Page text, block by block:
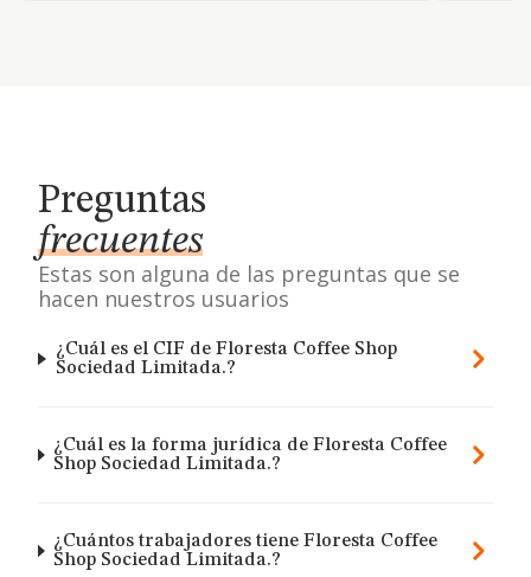
Preguntas
frecuentes
Estas son alguna de las preguntas que se
hacen nuestros usuarios
¿Cuál es el CIF de Floresta Coffee Shop
Sociedad Limitada.?
¿Cuál es la forma jurídica de Floresta Coffee
Shop Sociedad Limitada.?
¿Cuántos trabajadores tiene Floresta Coffee
Shop Sociedad Limitada.?